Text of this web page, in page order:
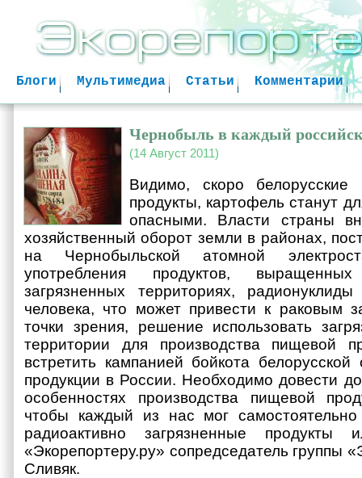
Комментарии
Статьи
Мультимедиа
Блоги
Чернобыль в каждый
(14 Август 2011)
Видимо, скоро
продукты, картофель станут
опасными. Власти страны
хозяйственный оборот земли в районах,
на Чернобыльской атомной
употребления продуктов,
загрязненных территориях,
человека, что может привести к раковым
точки зрения, решение использовать
территории для производства пищевой
встретить кампанией бойкота белорусской
продукции в России. Необходимо довести
особенностях производства пищевой
чтобы каждый из нас мог самостоятельно
радиоактивно загрязненные
«Экорепортеру.ру» сопредседатель группы
Сливяк.